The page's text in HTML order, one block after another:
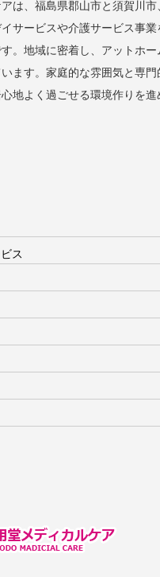
は、福島県郡山市と須賀川市
サービスや介護サービス事業
。地域に密着し、アットホ
ます。家庭的な雰囲気と専門
地よく過ごせる環境作りを進
ス